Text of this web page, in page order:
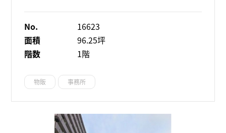
No.
16623
面積
96.25坪
階数
1階
物販 事務所